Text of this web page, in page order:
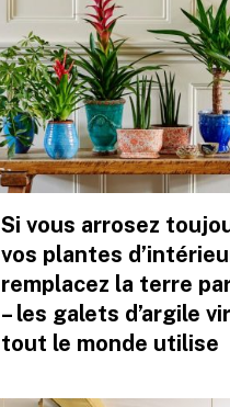
Si vous arrosez
vos plantes
remplacez la terre
– les galets d’argile
tout le monde utilise